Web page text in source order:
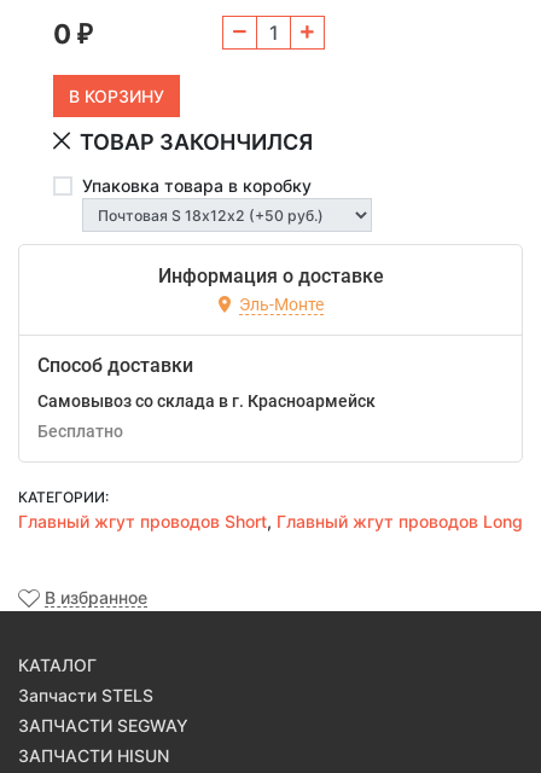
0 ₽
ТОВАР ЗАКОНЧИЛСЯ
Упаковка товара в коробку
Информация о доставке
Эль-Монте
Способ доставки
Самовывоз со склада в г. Красноармейск
Бесплатно
КАТЕГОРИИ:
Главный жгут проводов Short, Главный жгут проводов Long
В избранное
КАТАЛОГ
Запчасти STELS
ЗАПЧАСТИ SEGWAY
ЗАПЧАСТИ HISUN